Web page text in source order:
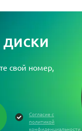
свой номер,
Согласие с
политикой
конфиденциальности